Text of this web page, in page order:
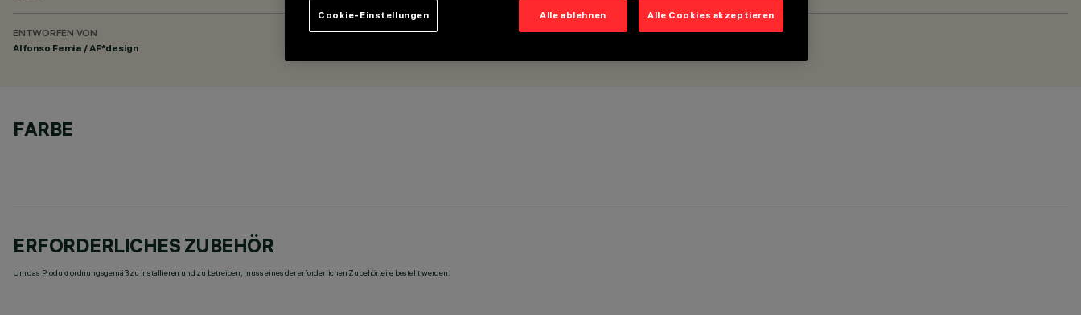
ENTWORFEN VON
Alfonso Femia / AF*design
FARBE
ERFORDERLICHES ZUBEHÖR
Um das Produkt ordnungsgemäß zu installieren und zu betreiben, muss eines der erforderlichen Zubehörteile bestellt werden:
Alle ablehnen Alle Cookies akzeptieren
Cookie-Einstellungen